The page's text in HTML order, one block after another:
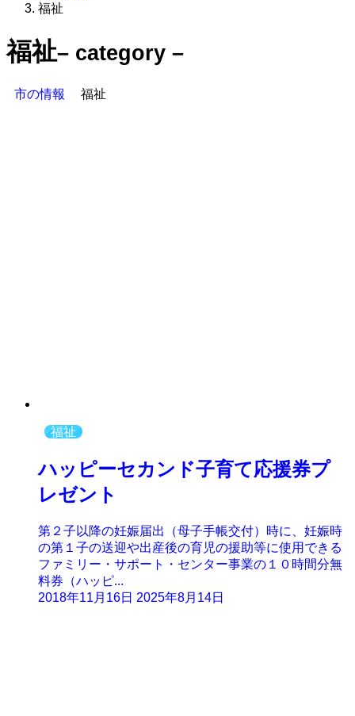
福祉
福祉– category –
市の情報 福祉
福祉
ハッピーセカンド子育て応援券プ
レゼント
第２子以降の妊娠届出（母子手帳交付）時に、妊娠時
の第１子の送迎や出産後の育児の援助等に使用できる
ファミリー・サポート・センター事業の１０時間分無
料券（ハッピ...
2018年11月16日 2025年8月14日